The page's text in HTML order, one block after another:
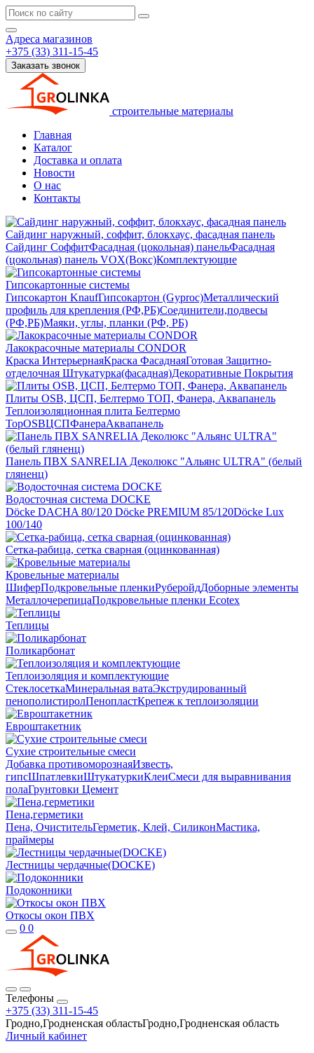
Адреса магазинов
+375 (33) 311-15-45
Заказать звонок
строительные материалы
Главная
Каталог
Доставка и оплата
Новости
О нас
Контакты
Сайдинг наружный, соффит, блокхаус, фасадная панель
Сайдинг СоффитФасадная (цокольная) панельФасадная
(цокольная) панель VOX(Вокс)Комплектующие
Гипсокартонные системы
Гипсокартон KnaufГипсокартон (Gyproc)Металлический
профиль для крепления (РФ,РБ)Соединители,подвесы
(РФ,РБ)Маяки, углы, планки (РФ, РБ)
Лакокрасочные материалы CONDOR
Краска ИнтерьернаяКраска ФасаднаяГотовая Защитно-
отделочная Штукатурка(фасадная)Декоративные Покрытия
Плиты OSB, ЦСП, Белтермо ТОП, Фанера, Аквапанель
Теплоизоляционная плита Белтермо
TopOSBЦСПФанераАквапанель
Панель ПВХ SANRELIA Деколюкс "Альянс ULTRA" (белый
гляненц)
Водосточная система DOCKE
Döсkе DACHA 80/120 Döcke PREMIUM 85/120Döсkе Luх
100/140
Сетка-рабица, сетка сварная (оцинкованная)
Кровельные материалы
ШиферПодкровельные пленкиРуберойдДоборные элементы
МеталлочерепицаПодкровельные пленки Ecotex
Теплицы
Поликарбонат
Теплоизоляция и комплектующие
СтеклосеткаМинеральная ватаЭкструдированный
пенополистиролПенопластКрепеж к теплоизоляции
Евроштакетник
Сухие строительные смеси
Добавка противоморознаяИзвесть,
гипсШпатлевкиШтукатуркиКлеиСмеси для выравнивания
полаГрунтовки Цемент
Пена,герметики
Пена, ОчистительГерметик, Клей, СиликонМастика,
праймеры
Лестницы чердачные(DOCKE)
Подоконники
Откосы окон ПВХ
0 0
Телефоны
+375 (33) 311-15-45
Гродно,Гродненская областьГродно,Гродненская область
Личный кабинет